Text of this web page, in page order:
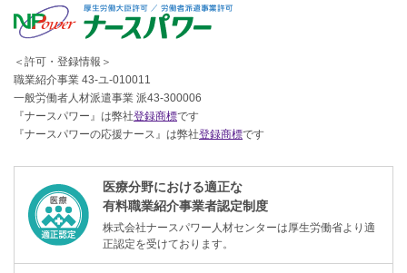
＜許可・登録情報＞
職業紹介事業 43-ユ-010011
一般労働者人材派遣事業 派43-300006
『ナースパワー』は弊社登録商標です
『ナースパワーの応援ナース』は弊社登録商標です
医療分野における適正な
有料職業紹介事業者認定制度
株式会社ナースパワー人材センターは厚生労働省より適
正認定を受けております。